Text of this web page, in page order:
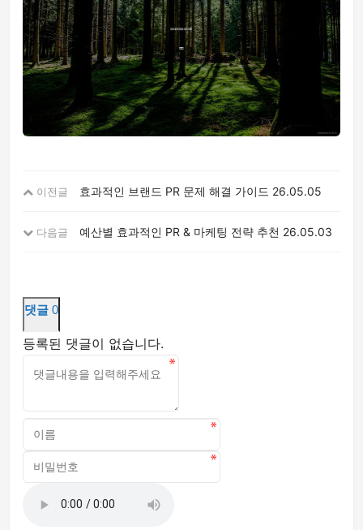
이전글 효과적인 브랜드 PR 문제 해결 가이드 26.05.05
다음글 예산별 효과적인 PR & 마케팅 전략 추천 26.05.03
댓글 0
등록된 댓글이 없습니다.